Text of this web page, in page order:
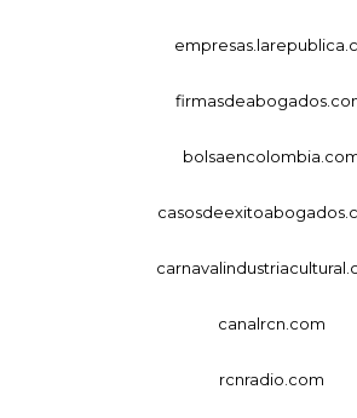
canalrcn.com
rcnradio.com